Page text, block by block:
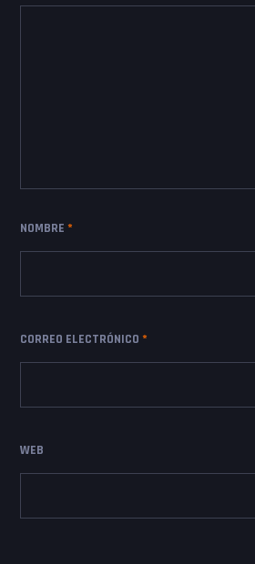
NOMBRE *
CORREO ELECTRÓNICO *
WEB